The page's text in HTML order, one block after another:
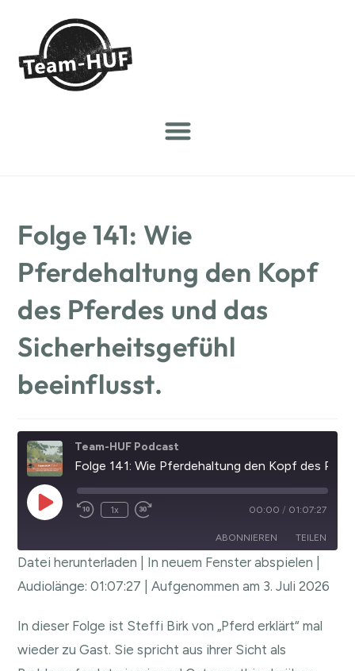
Folge 141: Wie
Pferdehaltung den Kopf
des Pferdes und das
Sicherheitsgefühl
beeinflusst.
Team-HUF Podcast
1x 00:00 / 01:07:27
ABONNIEREN TEILEN
RSS FEED
TEILEN
EMBED
Datei herunterladen In neuem Fenster abspielen
Audiolänge: 01:07:27 |Aufgenommen am 3. Juli 2026
In dieser Folge ist Steffi Birk von „Pferd erklärt“ mal
wieder zu Gast. Sie spricht aus ihrer Sicht als